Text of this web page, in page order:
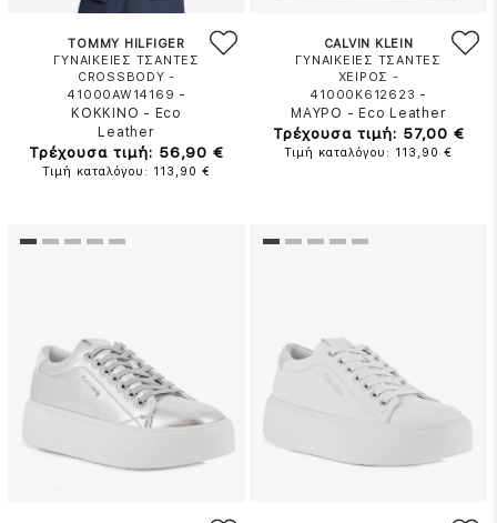
TOMMY HILFIGER
ΓΥΝΑΙΚΕΙΕΣ ΤΣΑΝΤΕΣ
CROSSBODY -
41000AW14169 -
ΚΟΚΚΙΝΟ - Eco
Leather
Τρέχουσα τιμή: 56,90 €
Τιμή καταλόγου: 113,90 €
CALVIN KLEIN
ΓΥΝΑΙΚΕΙΕΣ ΤΣΑΝΤΕΣ
ΧΕΙΡΟΣ -
41000K612623 -
ΜΑΥΡΟ - Eco Leather
Τρέχουσα τιμή: 57,00 €
Τιμή καταλόγου: 113,90 €